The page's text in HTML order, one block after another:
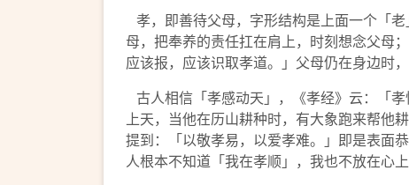
孝，即善待父母，字形结构是上面一个「
母，把奉养的责任扛在肩上，时刻想念父母
应该报，应该识取孝道。」父母仍在身边时
古人相信「孝感动天」，《孝经》云：「
上天，当他在历山耕种时，有大象跑来帮他
提到：「以敬孝易，以爱孝难。」即是表面
人根本不知道「我在孝顺」，我也不放在心